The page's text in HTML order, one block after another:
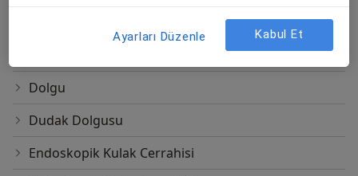
Dolgu
Dudak Dolgusu
Endoskopik Kulak Cerrahisi
Ayarları Düzenle Kabul Et